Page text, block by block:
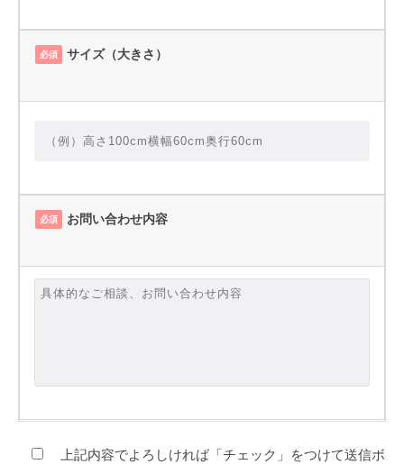
必須 サイズ（大きさ）
必須 お問い合わせ内容
上記内容でよろしければ「チェック」をつけて送信ボ